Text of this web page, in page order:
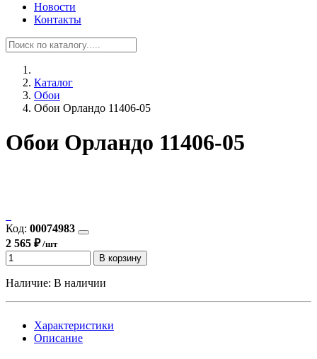
Новости
Контакты
Каталог
Обои
Обои Орландо 11406-05
Обои Орландо 11406-05
Код: 00074983
2 565 ₽/шт
В корзину
Наличие: В наличии
Характеристики
Описание